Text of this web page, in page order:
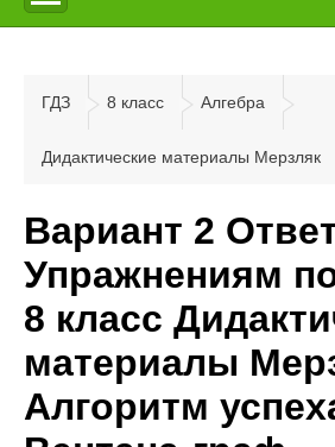
ГДЗ 8 класс Алгебра
Дидактические материалы Мерзляк
Вариант 2
Упражнениям
8 класс
материалы
Алгоритм